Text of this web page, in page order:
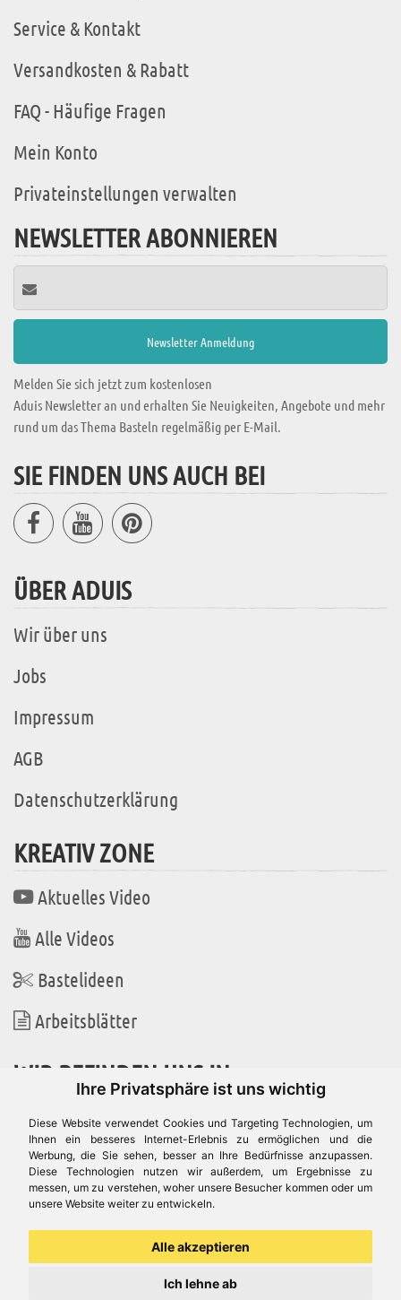
Ihre Privatsphäre ist uns wichtig
Diese Website verwendet Cookies und Targeting Technologien, um
Ihnen ein besseres Internet-Erlebnis zu ermöglichen und die
Werbung, die Sie sehen, besser an Ihre Bedürfnisse anzupassen.
Diese Technologien nutzen wir außerdem, um Ergebnisse zu
messen, um zu verstehen, woher unsere Besucher kommen oder um
unsere Website weiter zu entwickeln.
Alle akzeptieren
Ich lehne ab
Service & Kontakt
Versandkosten & Rabatt
FAQ - Häufige Fragen
Mein Konto
Privateinstellungen verwalten
NEWSLETTER ABONNIEREN
Melden Sie sich jetzt zum kostenlosen
Aduis Newsletter an und erhalten Sie Neuigkeiten, Angebote und mehr
rund um das Thema Basteln regelmäßig per E-Mail.
SIE FINDEN UNS AUCH BEI
ÜBER ADUIS
Wir über uns
Jobs
Impressum
AGB
Datenschutzerklärung
KREATIV ZONE
Aktuelles Video
Alle Videos
Bastelideen
Arbeitsblätter
WIR BEFINDEN UNS IN
Es gibt uns auch in